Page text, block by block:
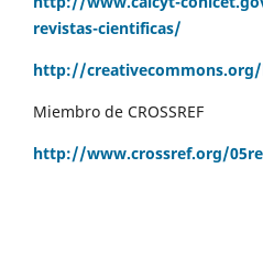
revistas-cientificas/
http://
Miembro de CROSSREF
http://www.crossref.org/